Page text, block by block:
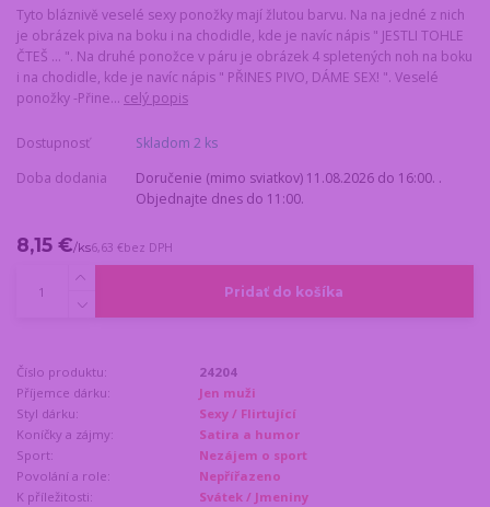
Tyto bláznivě veselé sexy ponožky mají žlutou barvu. Na na jedné z nich
je obrázek piva na boku i na chodidle, kde je navíc nápis " JESTLI TOHLE
ČTEŠ ... ". Na druhé ponožce v páru je obrázek 4 spletených noh na boku
i na chodidle, kde je navíc nápis " PŘINES PIVO, DÁME SEX! ". Veselé
ponožky -Přine... celý popis
Dostupnosť
Skladom 2 ks
Doba dodania
Doručenie (mimo sviatkov) 11.08.2026 do 16:00. .
Objednajte dnes do 11:00.
8,15 €/ks6,63 €bez DPH
Pridať do košíka
Číslo produktu:
24204
Příjemce dárku:
Jen muži
Styl dárku:
Sexy / Flirtující
Koníčky a zájmy:
Satira a humor
Sport:
Nezájem o sport
Povolání a role:
Nepřířazeno
K příležitosti:
Svátek / Jmeniny